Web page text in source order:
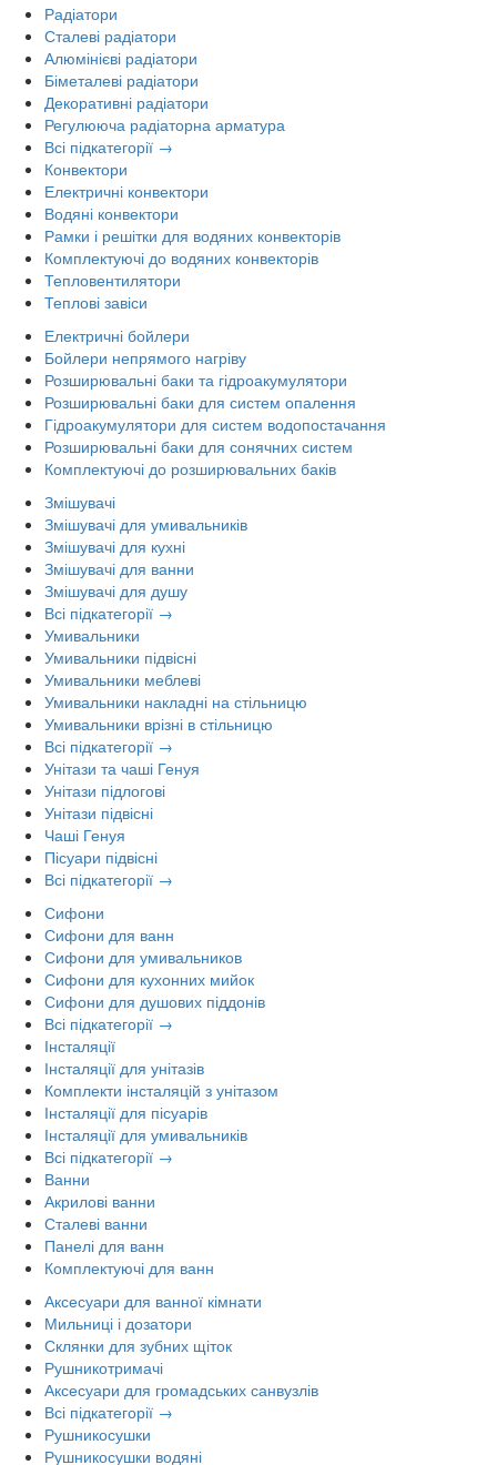
Радіатори
Сталеві радіатори
Алюмінієві радіатори
Біметалеві радіатори
Декоративні радіатори
Регулююча радіаторна арматура
Всі підкатегорії →
Конвектори
Електричні конвектори
Водяні конвектори
Рамки і решітки для водяних конвекторів
Комплектуючі до водяних конвекторів
Тепловентилятори
Теплові завіси
Електричні бойлери
Бойлери непрямого нагріву
Розширювальні баки та гідроакумулятори
Розширювальні баки для систем опалення
Гідроакумулятори для систем водопостачання
Розширювальні баки для сонячних систем
Комплектуючі до розширювальних баків
Змішувачі
Змішувачі для умивальників
Змішувачі для кухні
Змішувачі для ванни
Змішувачі для душу
Всі підкатегорії →
Умивальники
Умивальники підвісні
Умивальники меблеві
Умивальники накладні на стільницю
Умивальники врізні в стільницю
Всі підкатегорії →
Унітази та чаші Генуя
Унітази підлогові
Унітази підвісні
Чаші Генуя
Пісуари підвісні
Всі підкатегорії →
Сифони
Сифони для ванн
Сифони для умивальников
Сифони для кухонних мийок
Сифони для душових піддонів
Всі підкатегорії →
Інсталяції
Інсталяції для унітазів
Комплекти інсталяцій з унітазом
Інсталяції для пісуарів
Інсталяції для умивальників
Всі підкатегорії →
Ванни
Акрилові ванни
Сталеві ванни
Панелі для ванн
Комплектуючі для ванн
Аксесуари для ванної кімнати
Мильниці і дозатори
Склянки для зубних щіток
Рушникотримачі
Аксесуари для громадських санвузлів
Всі підкатегорії →
Рушникосушки
Рушникосушки водяні